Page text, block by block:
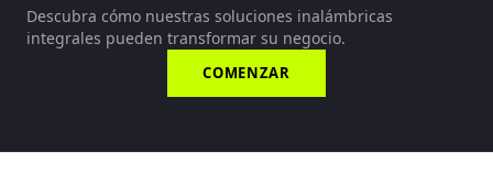
Descubra cómo nuestras soluciones inalámbricas
integrales pueden transformar su negocio.
COMENZAR